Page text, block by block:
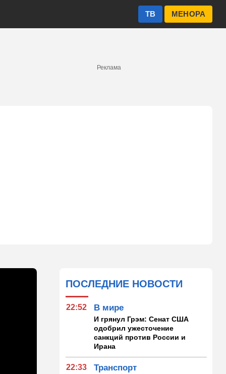
МЕНОРА
ТВ
Реклама
ПОСЛЕДНИЕ НОВОСТИ
22:52 В мире
И грянул Грэм: Сенат США
одобрил ужесточение
санкций против России и
Ирана
22:33 Транспорт